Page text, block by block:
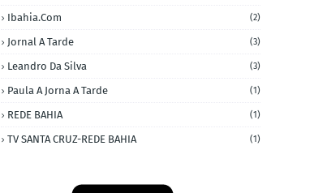
Ibahia.com (2)
Jornal A Tarde (3)
Leandro Da Silva (3)
Paula A Jorna A Tarde (1)
REDE BAHIA (1)
TV SANTA CRUZ-REDE BAHIA (1)